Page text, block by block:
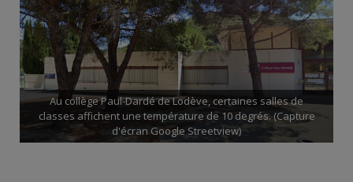
Au collège Paul-Dardé de Lodève, certaines salles de
classes affichent une température de 10 degrés. (Capture
d'écran Google Streetview)